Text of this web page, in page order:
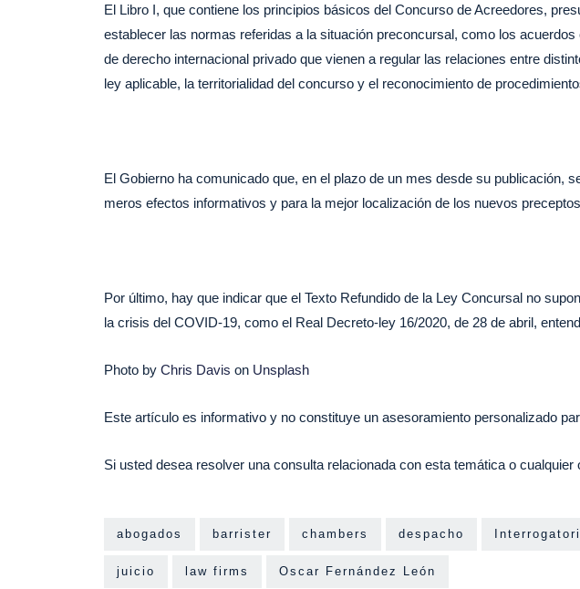
El Libro I, que contiene los principios básicos del Concurso de Acreedores,
establecer las normas referidas a la situación preconcursal, como los
de derecho internacional privado que vienen a regular las relaciones entre
ley aplicable, la territorialidad del concurso y el reconocimiento de
El Gobierno ha comunicado que, en el plazo de un mes desde su publicación,
meros efectos informativos y para la mejor localización de los nuevos
Por último, hay que indicar que el Texto Refundido de la Ley Concursal no
la crisis del COVID-19, como el Real Decreto-ley 16/2020, de 28 de abril,
Photo by Chris Davis on Unsplash
Este artículo es informativo y no constituye un asesoramiento personalizado
Si usted desea resolver una consulta relacionada con esta temática o
abogados barrister chambers despacho
juicio law firms Oscar Fernández León